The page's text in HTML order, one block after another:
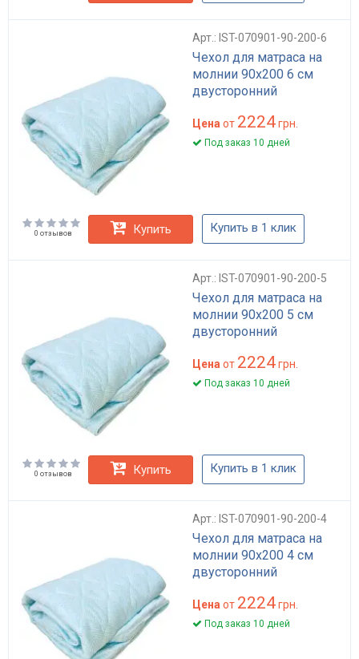
Арт.: IST-070901-90-200-6
Чехол для матраса на
молнии 90х200 6 см
двусторонний
Цена от 2224грн.
Под заказ 10 дней
0 отзывов Купить Купить в 1 клик
Арт.: IST-070901-90-200-5
Чехол для матраса на
молнии 90х200 5 см
двусторонний
Цена от 2224грн.
Под заказ 10 дней
0 отзывов Купить Купить в 1 клик
Арт.: IST-070901-90-200-4
Чехол для матраса на
молнии 90х200 4 см
двусторонний
Цена от 2224грн.
Под заказ 10 дней